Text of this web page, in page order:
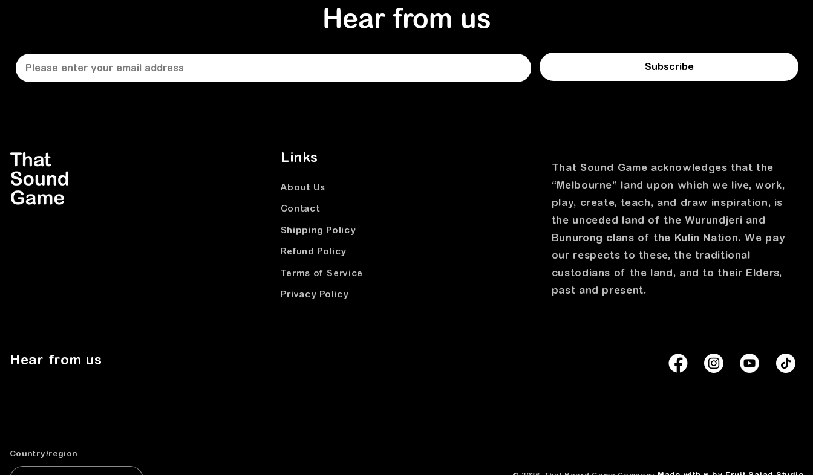
Hear from us
Subscribe
Links
About Us
Contact
Shipping Policy
Refund Policy
Terms of Service
Privacy Policy
That Sound Game acknowledges that the
“Melbourne” land upon which we live, work,
play, create, teach, and draw inspiration, is
the unceded land of the Wurundjeri and
Bunurong clans of the Kulin Nation. We pay
our respects to these, the traditional
custodians of the land, and to their Elders,
past and present.
Hear from us
Country/region